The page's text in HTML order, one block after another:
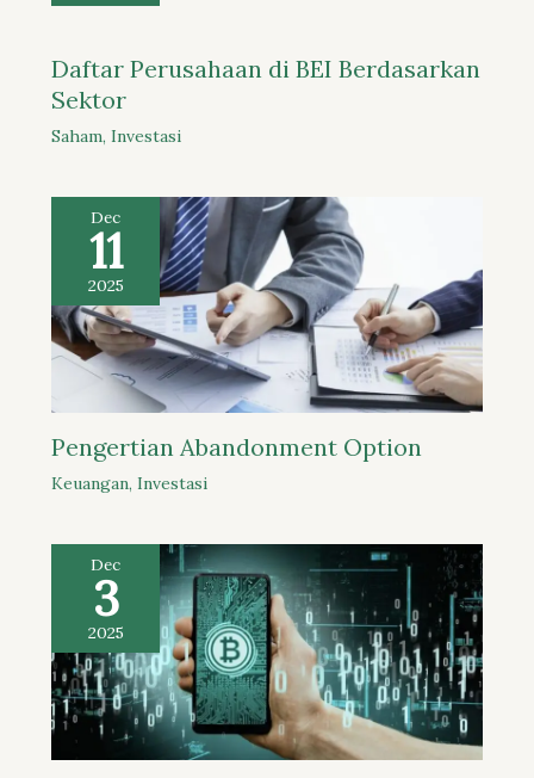
Daftar Perusahaan di BEI Berdasarkan
Sektor
Saham, Investasi
Dec
11
2025
Pengertian Abandonment Option
Keuangan, Investasi
Dec
3
2025